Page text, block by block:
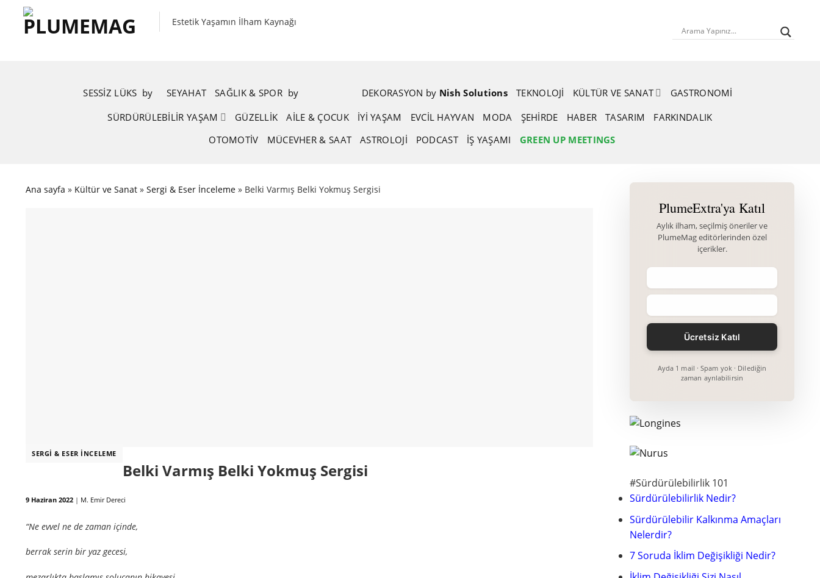
content
Estetik Yaşamın İlham Kaynağı
SESSIZ LÜKS by SEYAHAT SAĞLIK & SPOR by DEKORASYON by Nish Solutions TEKNOLOJI KÜLTÜR VE SANAT
GASTRONOMI
SÜRDÜRÜLEBILIR YAŞAM
GÜZELLIK AİLE & ÇOCUK İYİ YAŞAM EVCIL HAYVAN MODA ŞEHIRDE HABER TASARIM
FARKINDALIK
OTOMOTIV
MÜCEVHER & SAAT ASTROLOJI PODCAST İŞ YAŞAMI GREEN UP MEETINGS
Ana sayfa » Kültür ve Sanat » Sergi & Eser İnceleme » Belki Varmış Belki Yokmuş Sergisi
SERGI & ESER İNCELEME
Belki Varmış Belki Yokmuş Sergisi
9 Haziran 2022 | M. Emir Dereci
“Ne evvel ne de zaman içinde,
berrak serin bir yaz gecesi,
PlumeExtra'ya Katıl
Aylık ilham, seçilmiş öneriler ve
PlumeMag editörlerinden özel
içerikler.
Ayda 1 mail · Spam yok · Dilediğin
zaman ayrılabilirsin
#Sürdürülebilirlik 101
Sürdürülebilirlik Nedir?
Sürdürülebilir Kalkınma Amaçları
Nelerdir?
7 Soruda İklim Değişikliği Nedir?